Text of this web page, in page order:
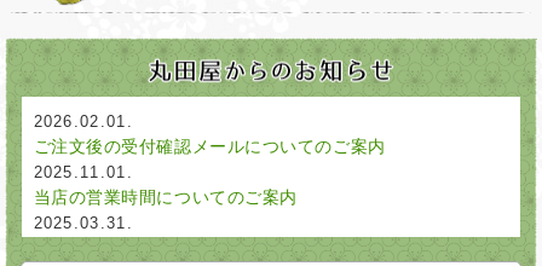
2026.02.01.
ご注文後の受付確認メールについてのご案内
2025.11.01.
当店の営業時間についてのご案内
2025.03.31.
店舗対面販売休業のお知らせ